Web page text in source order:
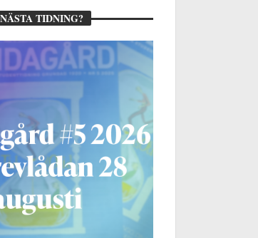
TIDNING?